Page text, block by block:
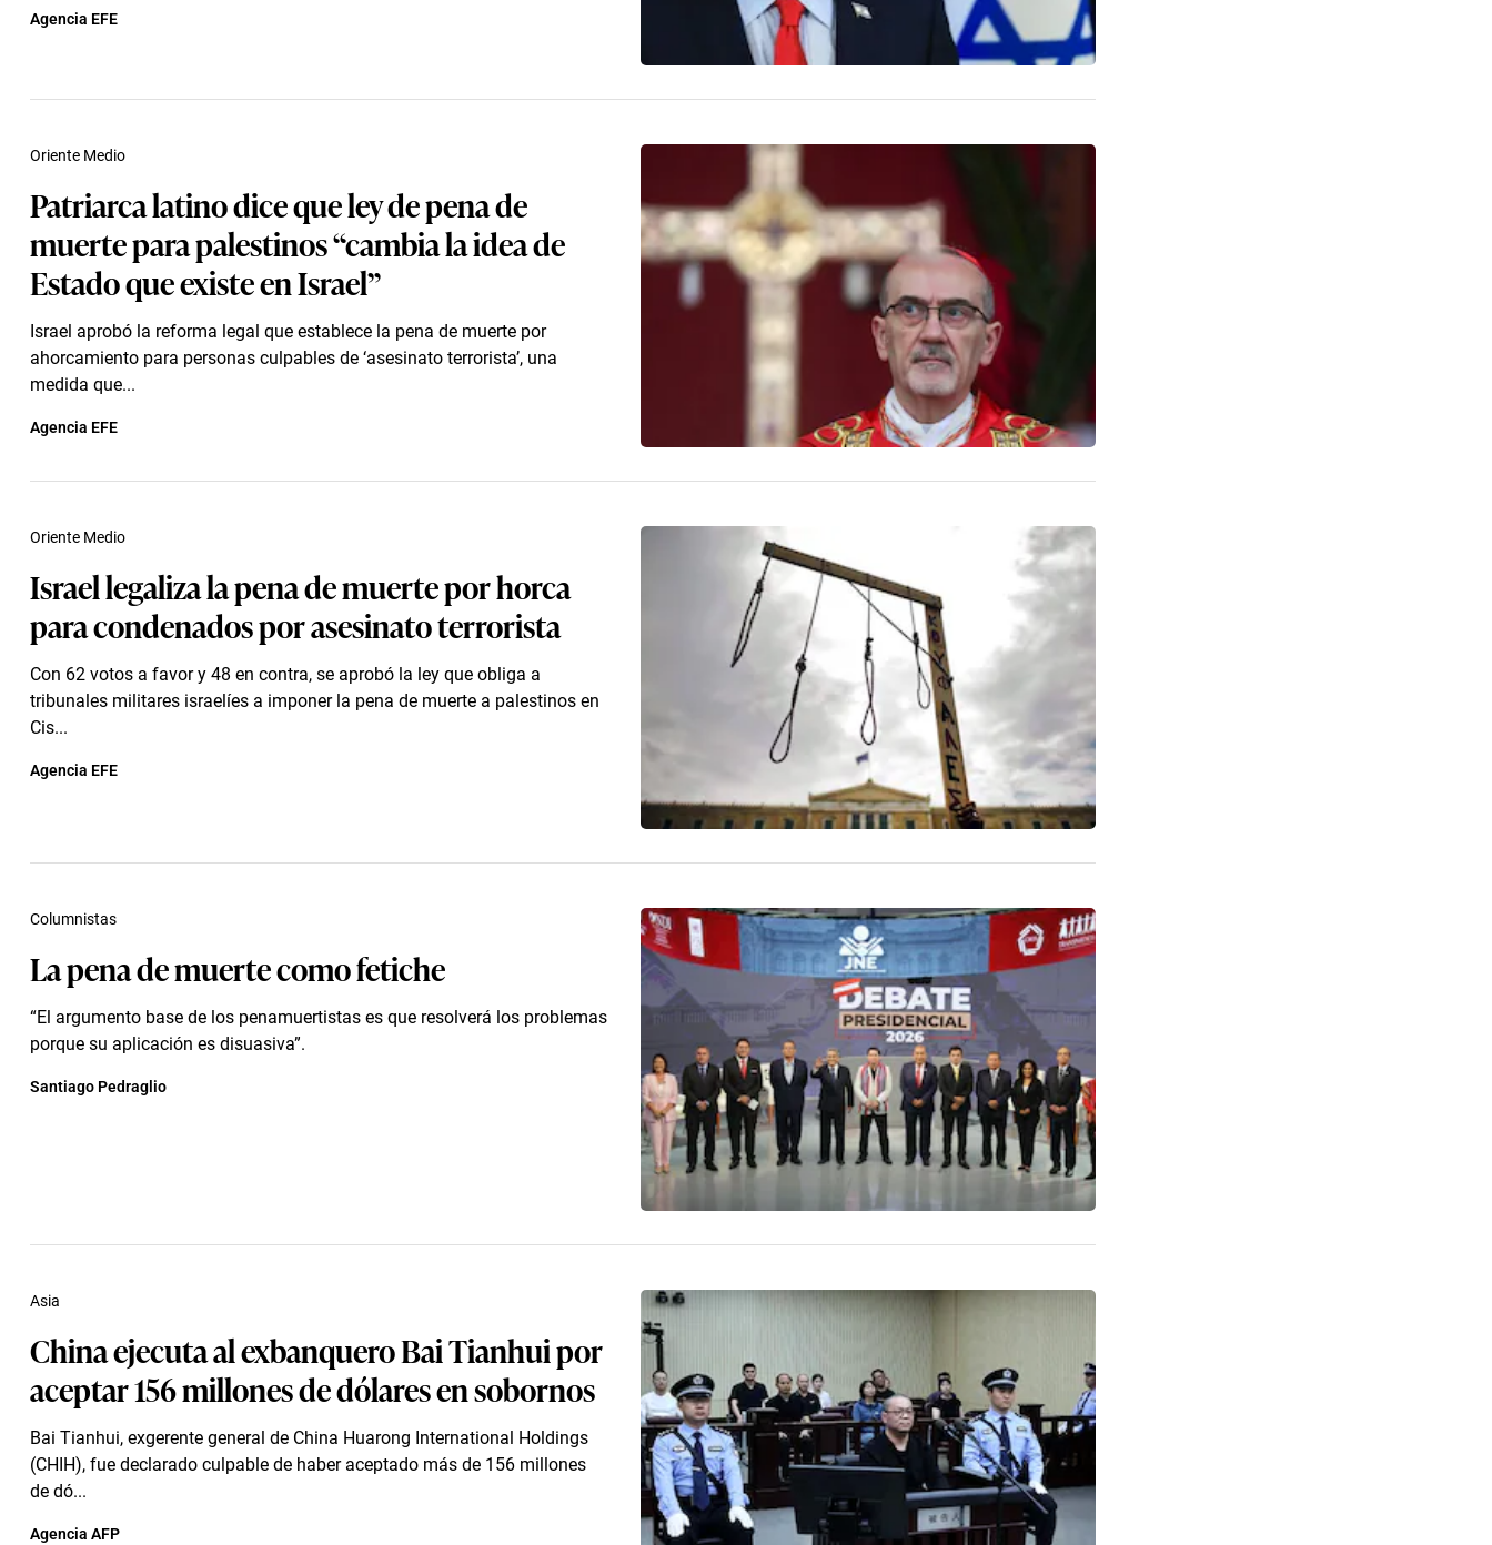
Agencia EFE
Patriarca latino dice que ley de pena de
muerte para palestinos “cambia la idea de
Estado que existe en Israel”
Israel aprobó la reforma legal que establece la pena de muerte por
ahorcamiento para personas culpables de ‘asesinato terrorista’, una
medida que...
Oriente Medio
Agencia EFE
Israel legaliza la pena de muerte por horca
para condenados por asesinato terrorista
Con 62 votos a favor y 48 en contra, se aprobó la ley que obliga a
tribunales militares israelíes a imponer la pena de muerte a palestinos en
Cis...
Oriente Medio
Agencia EFE
La pena de muerte como fetiche
“El argumento base de los penamuertistas es que resolverá los problemas
porque su aplicación es disuasiva”.
Columnistas
Santiago Pedraglio
China ejecuta al exbanquero Bai Tianhui por
aceptar 156 millones de dólares en sobornos
Bai Tianhui, exgerente general de China Huarong International Holdings
(CHIH), fue declarado culpable de haber aceptado más de 156 millones
de dó...
Asia
Agencia AFP